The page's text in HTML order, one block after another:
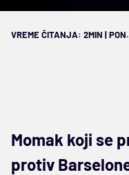
VREME ČITANJA: 2MIN |
Momak koji se
protiv